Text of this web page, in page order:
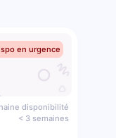
en urgence
disponibilité
< 3 semaines